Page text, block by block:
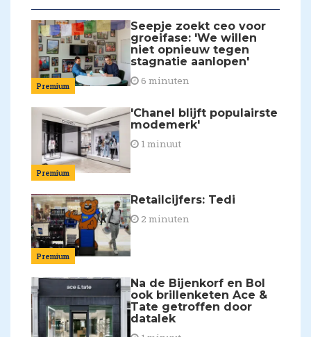
Premium
Seepje zoekt ceo voor
groeifase: 'We willen
niet opnieuw tegen
stagnatie aanlopen'
6 minuten
Premium
'Chanel blijft populairste
modemerk'
1 minuut
Premium
Retailcijfers: Tedi
2 minuten
Na de Bijenkorf en Bol
ook brillenketen Ace &
Tate getroffen door
datalek